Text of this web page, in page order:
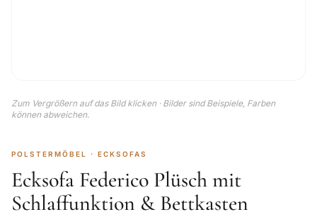
Zum Vergrößern auf das Bild klicken · Bilder sind Beispiele, Farben
können abweichen.
POLSTERMÖBEL · ECKSOFAS
Ecksofa Federico Plüsch mit
Schlaffunktion & Bettkasten